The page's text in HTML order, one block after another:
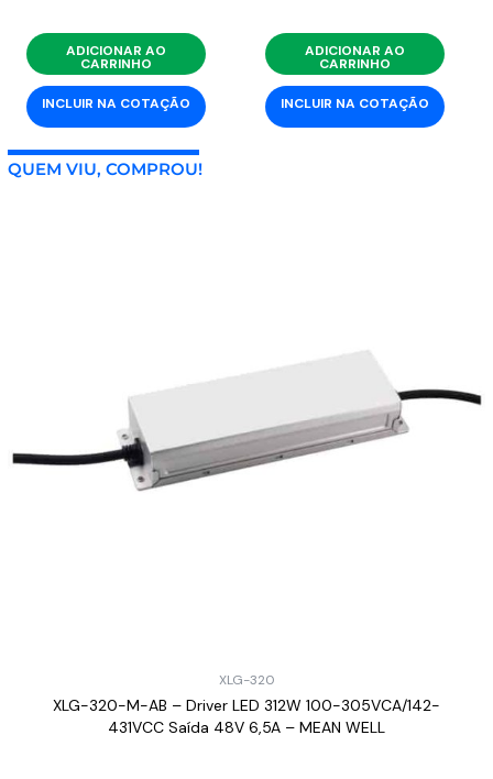
ADICIONAR AO
CARRINHO
INCLUIR NA COTAÇÃO
ADICIONAR AO
CARRINHO
INCLUIR NA COTAÇÃO
QUEM VIU, COMPROU!
XLG-320
XLG-320-M-AB – Driver LED 312W 100-305VCA/142-
431VCC Saída 48V 6,5A – MEAN WELL